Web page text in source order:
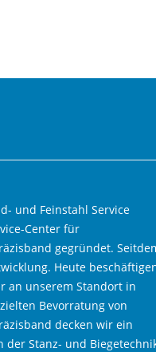
und Feinstahl Service
Center für
gegründet.
Heute
an unserem Standort in
Bevorratung von
decken wir ein
der Stanz- und